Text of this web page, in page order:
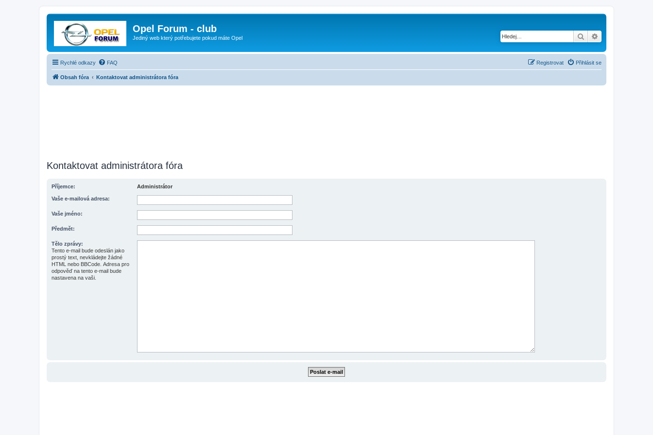
Opel Forum - club
Jediný web který potřebujete pokud máte Opel Hledat
Rychlé odkazy FAQ Přihlásit se
Registrovat
Obsah fóra Kontaktovat administrátora fóra
Kontaktovat administrátora fóra
Příjemce: Administrátor
Vaše e-mailová adresa:
Vaše jméno:
Předmět:
Tělo zprávy:
Tento e-mail bude odeslán jako
prostý text, nevkládejte žádné
HTML nebo BBCode. Adresa pro
odpověď na tento e-mail bude
nastavena na vaši.